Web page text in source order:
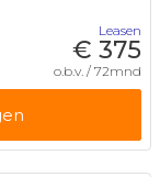
Leasen
€ 375
o.b.v. / 72mnd